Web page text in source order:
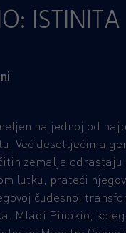
ISTINITA
na jednoj od
Već desetljećima
zemalja odrastaju
lutku, prateći
čudesnoj
Mladi Pinokio,